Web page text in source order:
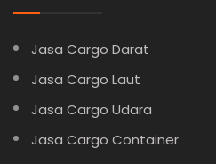
Jasa Cargo Darat
Jasa Cargo Laut
Jasa Cargo Udara
Jasa Cargo Container